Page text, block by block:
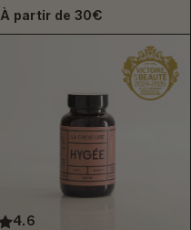
À partir de 30€
4.6